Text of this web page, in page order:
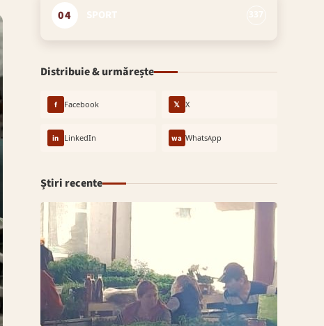
04
Distribuie & urmărește
f Facebook 𝕏 X
in LinkedIn wa WhatsApp
Știri recente